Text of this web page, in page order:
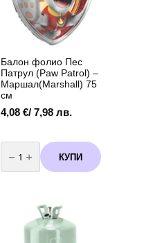
Балон фолио Пес
Патрул (Paw Patrol) –
Маршал(Marshall) 75
см
4,08 €/ 7,98 лв.
количество
за
Балон
фолио
Маршал(Marshall)
КУПИ